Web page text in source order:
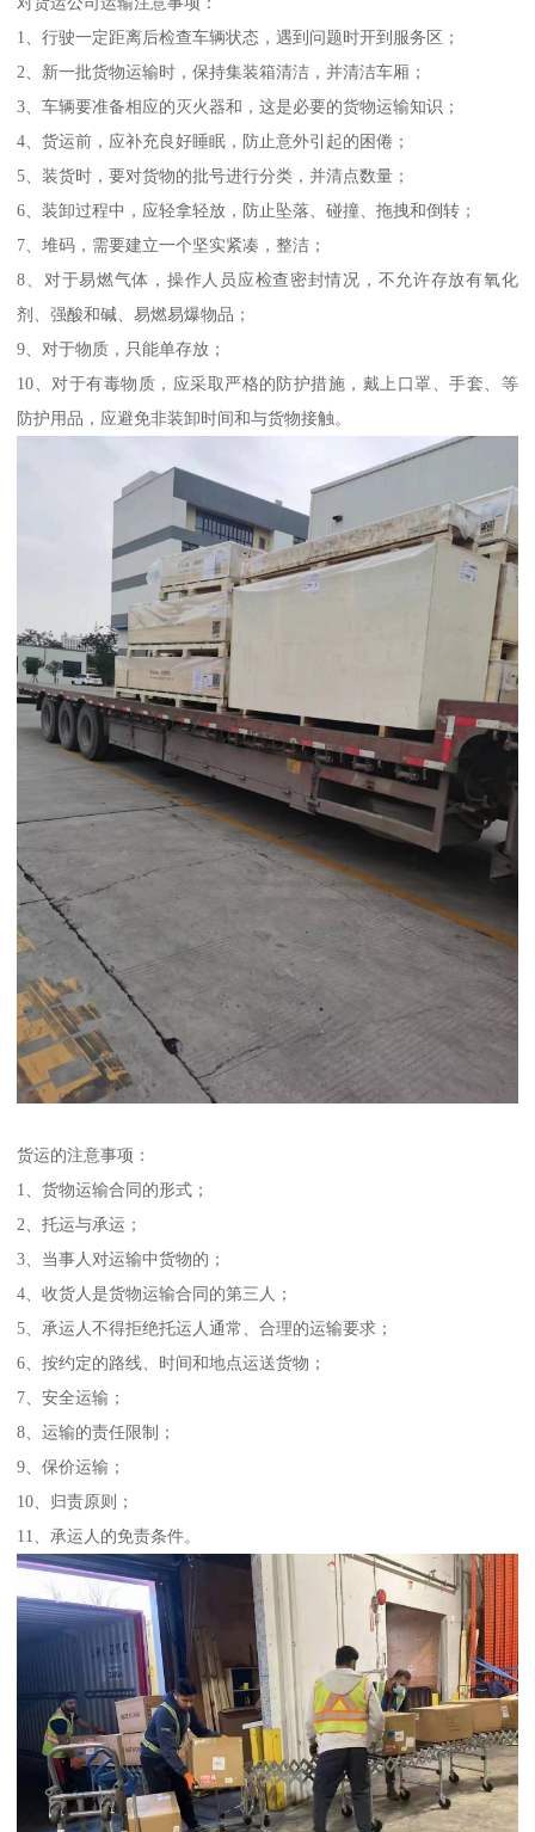
1、行驶一定距离后检查车辆状态，遇到问题时开到服务区；
2、新一批货物运输时，保持集装箱清洁，并清洁车厢；
3、车辆要准备相应的灭火器和，这是必要的货物运输知识；
4、货运前，应补充良好睡眠，防止意外引起的困倦；
5、装货时，要对货物的批号进行分类，并清点数量；
6、装卸过程中，应轻拿轻放，防止坠落、碰撞、拖拽和倒转；
7、堆码，需要建立一个坚实紧凑，整洁；
8、对于易燃气体，操作人员应检查密封情况，不允许存放有氧化
剂、强酸和碱、易燃易爆物品；
9、对于物质，只能单存放；
10、对于有毒物质，应采取严格的防护措施，戴上口罩、手套、等
防护用品，应避免非装卸时间和与货物接触。
货运的注意事项：
1、货物运输合同的形式；
2、托运与承运；
3、当事人对运输中货物的；
4、收货人是货物运输合同的第三人；
5、承运人不得拒绝托运人通常、合理的运输要求；
6、按约定的路线、时间和地点运送货物；
7、安全运输；
8、运输的责任限制；
9、保价运输；
10、归责原则；
11、承运人的免责条件。